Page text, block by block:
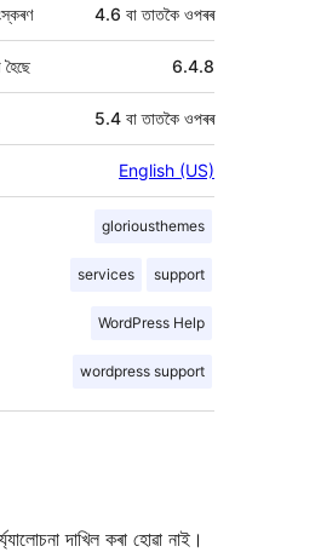
4.6 বা তাতকৈ ওপৰৰ
হৈছে 6.4.8
5.4 বা তাতকৈ ওপৰৰ
English (US)
gloriousthemes
services support
WordPress Help
wordpress support
দাখিল কৰা হোৱা নাই।